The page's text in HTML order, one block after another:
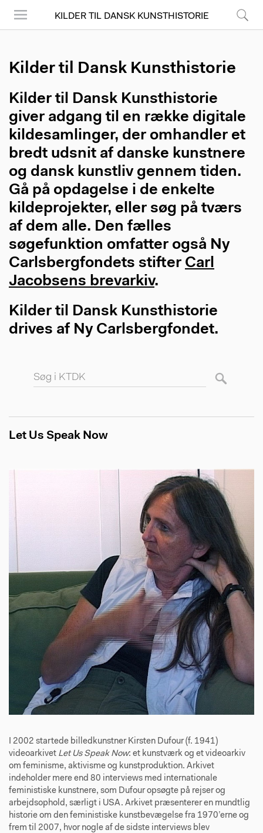
KILDER TIL DANSK KUNSTHISTORIE
Kilder til Dansk Kunsthistorie
Kilder til Dansk Kunsthistorie
giver adgang til en række digitale
kildesamlinger, der omhandler et
bredt udsnit af danske kunstnere
og dansk kunstliv gennem tiden.
Gå på opdagelse i de enkelte
kildeprojekter, eller søg på tværs
af dem alle. Den fælles
søgefunktion omfatter også Ny
Carlsbergfondets stifter Carl
Jacobsens brevarkiv.
Kilder til Dansk Kunsthistorie
drives af Ny Carlsbergfondet.
Let Us Speak Now
I 2002 startede billedkunstner Kirsten Dufour (f. 1941)
videoarkivet Let Us Speak Now: et kunstværk og et videoarkiv
om feminisme, aktivisme og kunstproduktion. Arkivet
indeholder mere end 80 interviews med internationale
feministiske kunstnere, som Dufour opsøgte på rejser og
arbejdsophold, særligt i USA. Arkivet præsenterer en mundtlig
historie om den feministiske kunstbevægelse fra 1970’erne og
frem til 2007, hvor nogle af de sidste interviews blev